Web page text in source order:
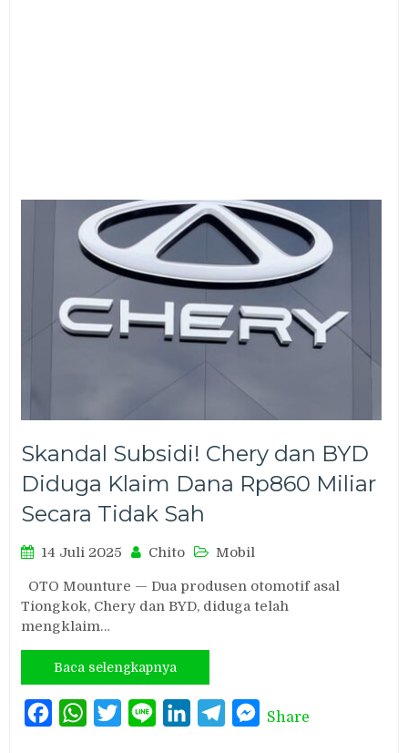
Skandal Subsidi! Chery dan BYD
Diduga Klaim Dana Rp860 Miliar
Secara Tidak Sah
14 Juli 2025 Chito Mobil
OTO Mounture — Dua produsen otomotif asal
Tiongkok, Chery dan BYD, diduga telah
mengklaim…
Baca selengkapnya
FacebookWhatsAppTwitterLine LinkedInTelegramMessenger
Share